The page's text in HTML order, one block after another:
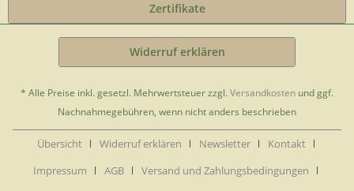
Zertifikate
Widerruf erklären
* Alle Preise inkl. gesetzl. Mehrwertsteuer zzgl.Versandkosten und ggf.
Nachnahmegebühren, wenn nicht anders beschrieben
Übersicht Widerruf erklären Newsletter
Kontakt
Impressum
AGB
Versand und Zahlungsbedingungen